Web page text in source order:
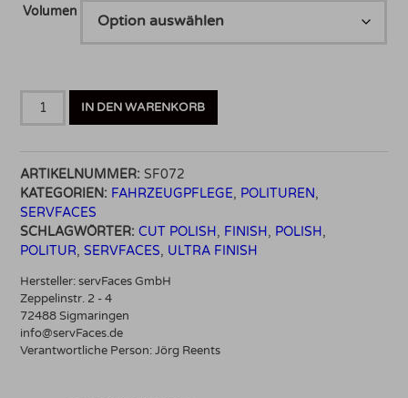
Volumen
ServFaces
Menge
IN DEN WARENKORB
ARTIKELNUMMER: SF072
KATEGORIEN: FAHRZEUGPFLEGE, POLITUREN,
SERVFACES
SCHLAGWÖRTER: CUT POLISH, FINISH, POLISH,
POLITUR,SERVFACES, ULTRA FINISH
Hersteller:servFaces GmbH
Zeppelinstr. 2 - 4
72488 Sigmaringen
info@servFaces.de
Verantwortliche Person:Jörg Reents